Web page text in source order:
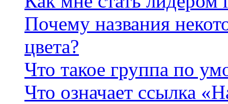
Почему названия
цвета?
Что такое группа по
Что означает ссылка